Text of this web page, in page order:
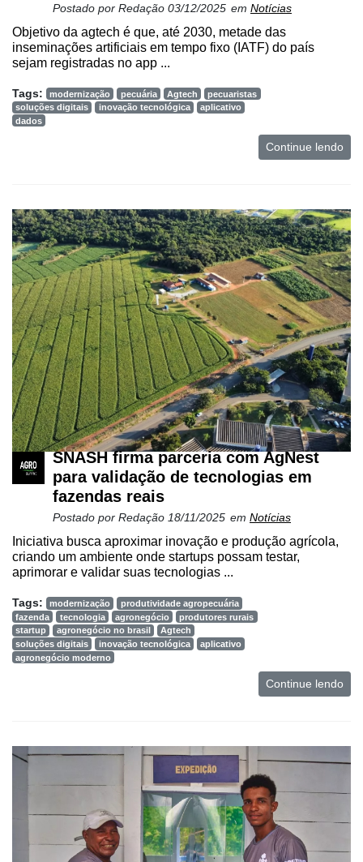
Cadastre-
se
Minha
conta
Notícias
Destaque
Mercado
Troca
de
Artigos
Agenda
Automação
Robótica
Conectividade
Dados
Postado por Redação 03/12/2025 em Notícias
Objetivo da agtech é que, até 2030, metade das
inseminações artificiais em tempo fixo (IATF) do país
sejam registradas no app ...
Tags: modernização pecuária Agtech
pecuaristas
soluções digitais
inovação tecnológica
aplicativo
dados
Continue lendo
SNASH firma parceria com AgNest
para validação de tecnologias em
fazendas reais
Postado por Redação 18/11/2025 em Notícias
Iniciativa busca aproximar inovação e produção agrícola,
criando um ambiente onde startups possam testar,
aprimorar e validar suas tecnologias ...
Tags: modernização
produtividade agropecuária
fazenda
tecnologia agronegócio
produtores rurais
startup
agronegócio no brasil
Agtech
soluções digitais
inovação tecnológica
aplicativo
agronegócio moderno
Continue lendo